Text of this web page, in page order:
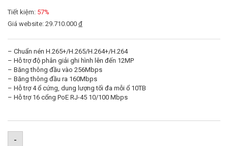
Tiết kiệm: 57%
Giá website: 29.710.000 đ
– Chuẩn nén H.265+/H.265/H.264+/H.264
– Hỗ trợ độ phân giải ghi hình lên đến 12MP
– Băng thông đầu vào 256Mbps
– Băng thông đầu ra 160Mbps
– Hỗ trợ 4 ổ cứng, dung lượng tối đa mỗi ổ 10TB
– Hỗ trợ 16 cổng PoE RJ-45 10/100 Mbps
-